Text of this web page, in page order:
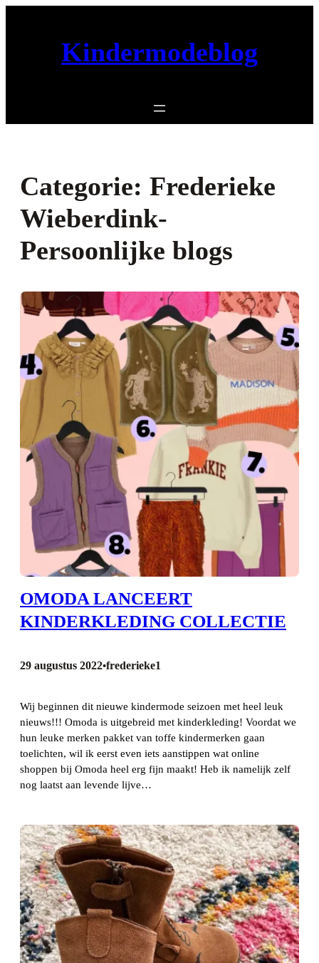
Kindermodeblog
Categorie: Frederieke
Wieberdink-
Persoonlijke blogs
OMODA LANCEERT
KINDERKLEDING COLLECTIE
29 augustus 2022•frederieke1
Wij beginnen dit nieuwe kindermode seizoen met heel leuk
nieuws!!! Omoda is uitgebreid met kinderkleding! Voordat we
hun leuke merken pakket van toffe kindermerken gaan
toelichten, wil ik eerst even iets aanstippen wat online
shoppen bij Omoda heel erg fijn maakt! Heb ik namelijk zelf
nog laatst aan levende lijve…